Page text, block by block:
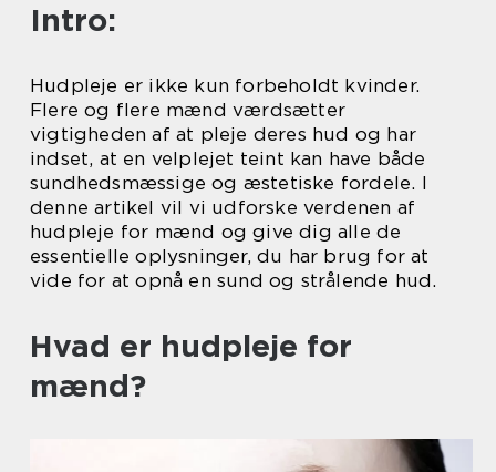
Intro:
Hudpleje er ikke kun forbeholdt kvinder.
Flere og flere mænd værdsætter
vigtigheden af at pleje deres hud og har
indset, at en velplejet teint kan have både
sundhedsmæssige og æstetiske fordele. I
denne artikel vil vi udforske verdenen af
hudpleje for mænd og give dig alle de
essentielle oplysninger, du har brug for at
vide for at opnå en sund og strålende hud.
Hvad er hudpleje for
mænd?